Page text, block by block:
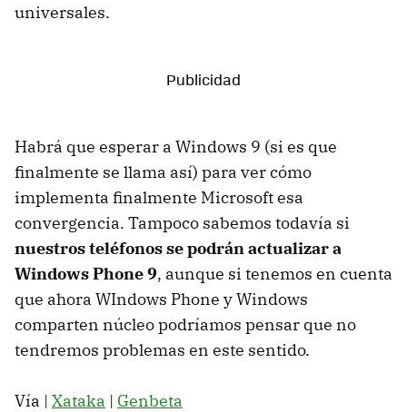
universales.
Habrá que esperar a Windows 9 (si es que
finalmente se llama así) para ver cómo
implementa finalmente Microsoft esa
convergencia. Tampoco sabemos todavía si
nuestros teléfonos se podrán actualizar a
Windows Phone 9, aunque si tenemos en cuenta
que ahora WIndows Phone y Windows
comparten núcleo podríamos pensar que no
tendremos problemas en este sentido.
Vía | Xataka | Genbeta